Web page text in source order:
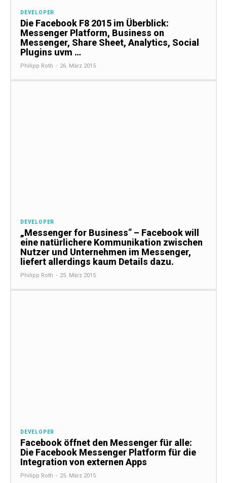
DEVELOPER
Die Facebook F8 2015 im Überblick:
Messenger Platform, Business on
Messenger, Share Sheet, Analytics, Social
Plugins uvm …
Philipp Roth - 26. März 2015
DEVELOPER
„Messenger for Business“ – Facebook will
eine natürlichere Kommunikation zwischen
Nutzer und Unternehmen im Messenger,
liefert allerdings kaum Details dazu.
Philipp Roth - 25. März 2015
DEVELOPER
Facebook öffnet den Messenger für alle:
Die Facebook Messenger Platform für die
Integration von externen Apps
Philipp Roth - 25. März 2015